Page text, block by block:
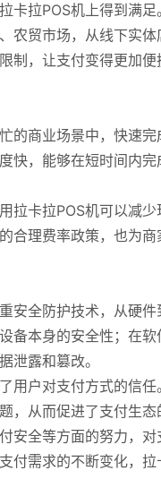
拉POS机上得到满足。
农贸市场，从线下实
制，让支付变得更加
的商业场景中，快速
快，能够在短时间内
拉卡拉POS机可以减
合理费率政策，也为
安全防护技术，从硬
备本身的安全性；在
泄露和篡改。
用户对支付方式的信
，从而促进了支付生态
安全等方面的努力，
付需求的不断变化，